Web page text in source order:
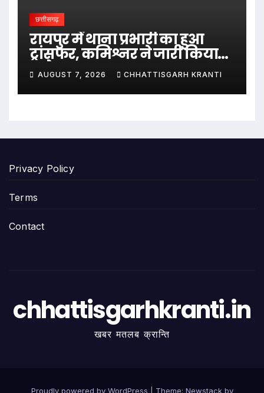
छत्तीसगढ़
रायपुर में थाना प्रभारी का हुआ
ट्रांसफर, कमिश्नर ने जारी किया
आदेश
AUGUST 7, 2026 CHHATTISGARH KRANTI
Privacy Policy
Terms
Contact
chhattisgarhkranti.in
खबर मतलब क्रान्ति
Proudly powered by WordPress Theme: Newstackby